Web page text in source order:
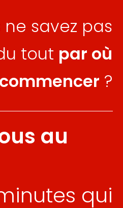
ne savez pas
tout par où
commencer ?
au
qui